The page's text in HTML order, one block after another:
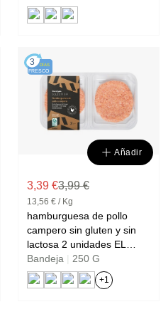
3 DÍAS
FRESCO
Añadir
3,39 €3,99 €
13,56 € / Kg
hamburguesa de pollo
campero sin gluten y sin
lactosa 2 unidades EL
CORTE INGLES
SELECTION
Bandeja 250 G
+1